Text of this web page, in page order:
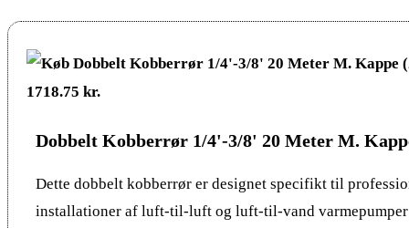
Dobbelt Kobberrør 1/4'-3/8' 20 Meter M.
Dette dobbelt kobberrør er designet specifikt til
installationer af luft-til-luft og luft-til-vand varmepumper